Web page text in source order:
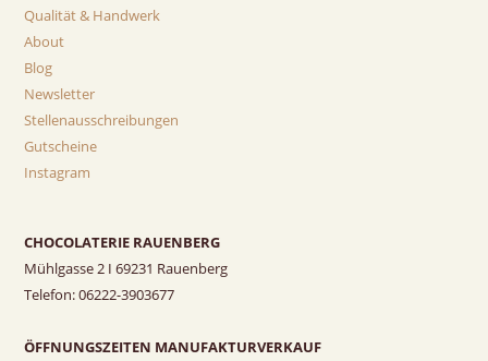
Qualität & Handwerk
About
Blog
Newsletter
Stellenausschreibungen
Gutscheine
Instagram
CHOCOLATERIE RAUENBERG
Mühlgasse 2 I 69231 Rauenberg
Telefon: 06222-3903677
ÖFFNUNGSZEITEN MANUFAKTURVERKAUF